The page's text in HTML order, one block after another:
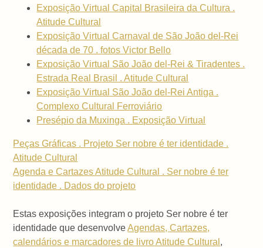
Exposição Virtual Capital Brasileira da Cultura .
Atitude Cultural
Exposição Virtual Carnaval de São João del-Rei
década de 70 . fotos Victor Bello
Exposição Virtual São João del-Rei & Tiradentes .
Estrada Real Brasil . Atitude Cultural
Exposição Virtual São João del-Rei Antiga .
Complexo Cultural Ferroviário
Presépio da Muxinga . Exposição Virtual
Peças Gráficas . Projeto Ser nobre é ter identidade .
Atitude Cultural
Agenda e Cartazes Atitude Cultural . Ser nobre é ter
identidade . Dados do projeto
Estas exposições integram o projeto Ser nobre é ter
identidade que desenvolveAgendas, Cartazes,
calendários e marcadores de livro Atitude Cultural ,